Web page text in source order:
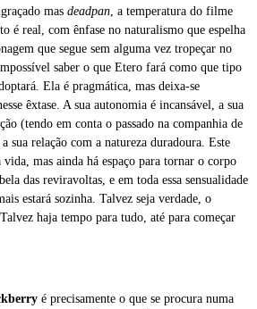
mas deadpan , a temperatura do filme
é real, com ênfase no naturalismo que espelha
que segue sem alguma vez tropeçar no
saber o que Etero fará como que tipo
Ela é pragmática, mas deixa-se
êxtase. A sua autonomia é incansável, a sua
(tendo em conta o passado na companhia de
sua relação com a natureza duradoura. Este
mas ainda há espaço para tornar o corpo
das reviravoltas, e em toda essa sensualidade
estará sozinha. Talvez seja verdade, o
haja tempo para tudo, até para começar
é precisamente o que se procura numa